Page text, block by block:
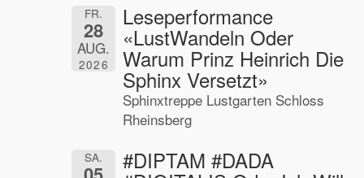
FR.
28
AUG.
2026
Leseperformance
«LustWandeln Oder
Warum Prinz Heinrich Die
Sphinx Versetzt»
Sphinxtreppe Lustgarten Schloss
Rheinsberg
SA. #DIPTAM #DADA